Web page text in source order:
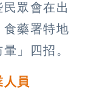
眾會在出
藥署特地
」四招。
員